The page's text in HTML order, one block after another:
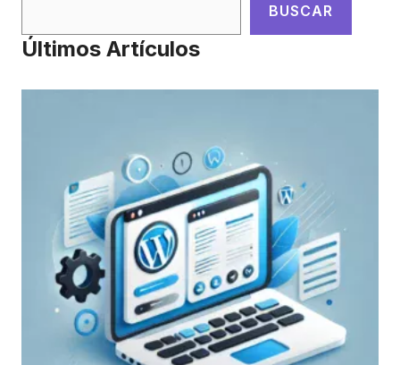
BUSCAR
Últimos Artículos